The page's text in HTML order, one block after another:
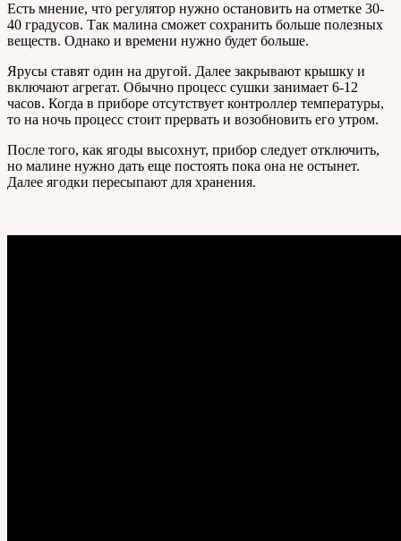
Есть мнение, что регулятор нужно остановить на отметке 30-
40 градусов. Так малина сможет сохранить больше полезных
веществ. Однако и времени нужно будет больше.
Ярусы ставят один на другой. Далее закрывают крышку и
включают агрегат. Обычно процесс сушки занимает 6-12
часов. Когда в приборе отсутствует контроллер температуры,
то на ночь процесс стоит прервать и возобновить его утром.
После того, как ягоды высохнут, прибор следует отключить,
но малине нужно дать еще постоять пока она не остынет.
Далее ягодки пересыпают для хранения.